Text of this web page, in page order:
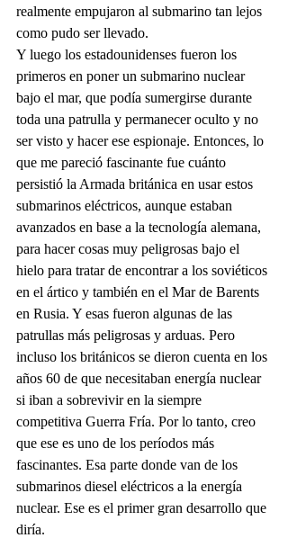
realmente empujaron al submarino tan lejos
como pudo ser llevado.
Y luego los estadounidenses fueron los
primeros en poner un submarino nuclear
bajo el mar, que podía sumergirse durante
toda una patrulla y permanecer oculto y no
ser visto y hacer ese espionaje. Entonces, lo
que me pareció fascinante fue cuánto
persistió la Armada británica en usar estos
submarinos eléctricos, aunque estaban
avanzados en base a la tecnología alemana,
para hacer cosas muy peligrosas bajo el
hielo para tratar de encontrar a los soviéticos
en el ártico y también en el Mar de Barents
en Rusia. Y esas fueron algunas de las
patrullas más peligrosas y arduas. Pero
incluso los británicos se dieron cuenta en los
años 60 de que necesitaban energía nuclear
si iban a sobrevivir en la siempre
competitiva Guerra Fría. Por lo tanto, creo
que ese es uno de los períodos más
fascinantes. Esa parte donde van de los
submarinos diesel eléctricos a la energía
nuclear. Ese es el primer gran desarrollo que
diría.